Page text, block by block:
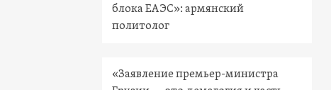
блока ЕАЭС»: армянский
политолог
«Заявление премьер-министра